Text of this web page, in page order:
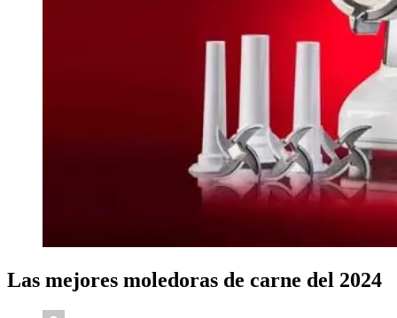
Las mejores moledoras de carne del 2024